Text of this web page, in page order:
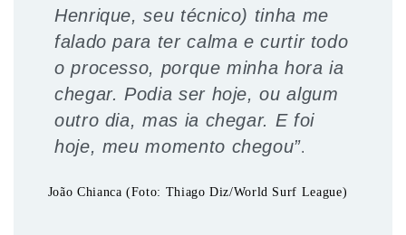
Henrique, seu técnico) tinha me
falado para ter calma e curtir todo
o processo, porque minha hora ia
chegar. Podia ser hoje, ou algum
outro dia, mas ia chegar. E foi
hoje, meu momento chegou”.
João Chianca (Foto: Thiago Diz/World Surf League)